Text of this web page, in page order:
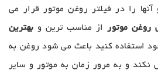
را در فیلتر روغن موتور قرار می
روغن موتوراز مناسب ترین و بهترین
استفاده کنید باعث می شود روغن به
و به مرور زمان به موتور و سایر